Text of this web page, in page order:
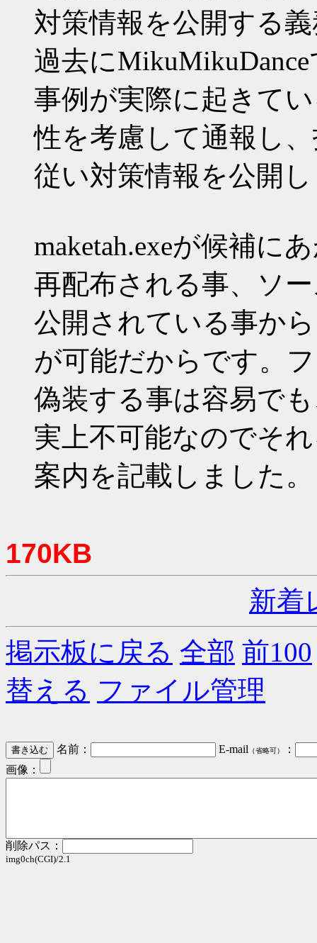
対策情報を公開する
過去に
事例が実際に起きて
性を考慮して通報し
従い対策情報を公開
maketah.exeが候補に
再配布される事、ソ
公開されている事か
が可能だからです。
偽装する事は容易で
実上不可能なのでそ
案内を記載しました。
170KB
新着
掲示板に戻る 全部 前100
替える ファイル管理
名前： E-mail （省略可）
：
画像：
削除パス：
img0ch(CGI)/2.1